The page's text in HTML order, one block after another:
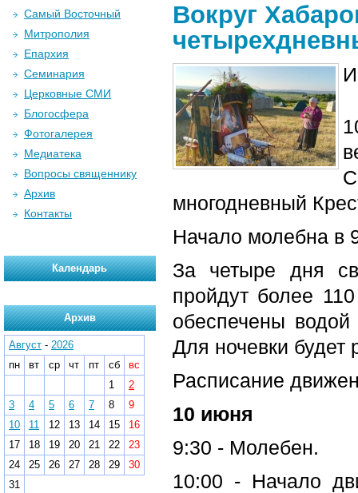
Вокруг
многодневный
Начало молебна в
За четыре дня
пройдут более
обеспечены
Для ночевки будет
Расписание
10 июня
9:30 - Молебен.
10:00 - Начало
Самый Восточный
Митрополия
Епархия
Семинария
Церковные СМИ
Блогосфера
Фотогалерея
Медиатека
Вопросы священнику
Архив
Контакты
Календарь
Архив
Август - 2026
пн
вт ср чт пт сб
вс
1
2
3
4 5 6 7 8
9
10
11 12 13 14 15
16
17
18 19 20 21 22
23
24
25 26 27 28 29
30
31